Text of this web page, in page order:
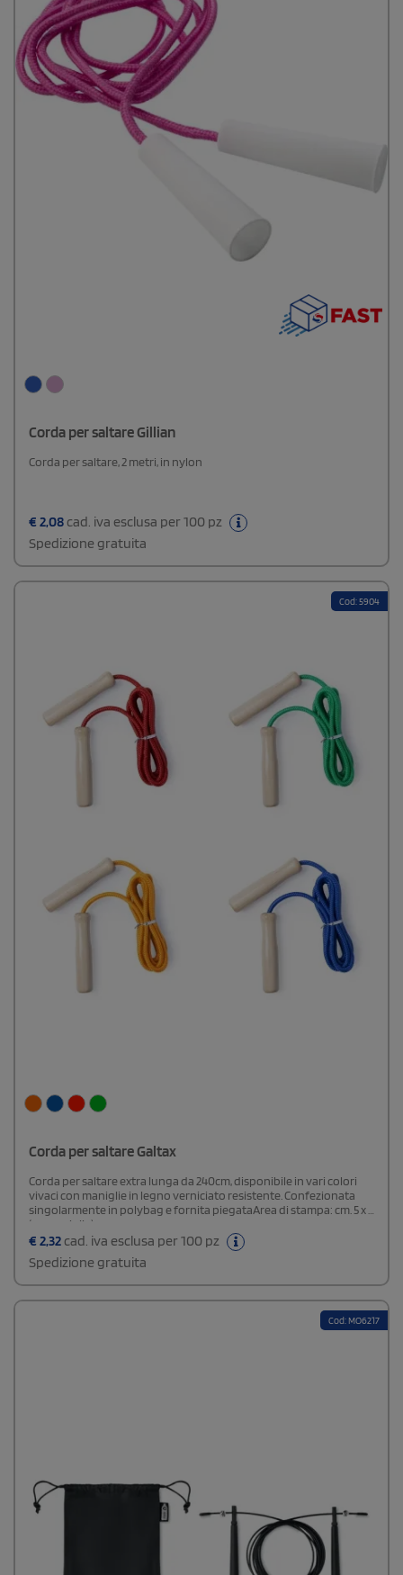
Corda per saltare Gillian
Corda per saltare, 2 metri, in nylon
€ 2,08 cad. iva esclusa per 100 pz
Spedizione gratuita
Cod: 5904
Corda per saltare Galtax
Corda per saltare extra lunga da 240cm, disponibile in vari colori
vivaci con maniglie in legno verniciato resistente. Confezionata
singolarmente in polybag e fornita piegataArea di stampa: cm. 5 x 1
(su maniglia)
€ 2,32 cad. iva esclusa per 100 pz
Spedizione gratuita
Cod: MO6217